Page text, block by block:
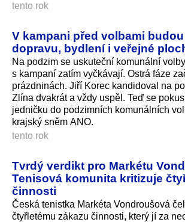
tento rok
V kampani před volbami
dopravu, bydlení i veřejné
Na podzim se uskuteční komunální
s kampaní zatím vyčkávají. Ostrá fáze
prázdninách. Jiří Korec kandidoval na
Zlína dvakrát a vždy uspěl. Teď se
jedničku do podzimních komunálních
krajský sněm ANO.
tento rok
Tvrdý verdikt pro Markétu
Tenisová komunita kritizuje
činnosti
Česká tenistka Markéta Vondroušová
čtyřletému zákazu činnosti, který jí za